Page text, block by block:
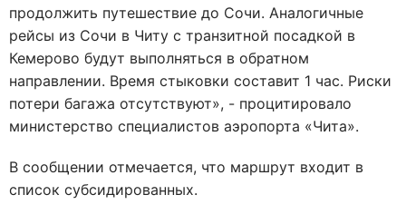
продолжить путешествие до Сочи. Аналогичные
рейсы из Сочи в Читу с транзитной посадкой в
Кемерово будут выполняться в обратном
направлении. Время стыковки составит 1 час. Риски
потери багажа отсутствуют», - процитировало
министерство специалистов аэропорта «Чита».
В сообщении отмечается, что маршрут входит в
список субсидированных.